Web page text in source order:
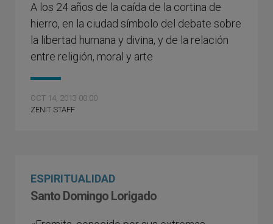
A los 24 años de la caída de la cortina de
hierro, en la ciudad símbolo del debate sobre
la libertad humana y divina, y de la relación
entre religión, moral y arte
OCT 14, 2013 00:00
ZENIT STAFF
ESPIRITUALIDAD
Santo Domingo Lorigado